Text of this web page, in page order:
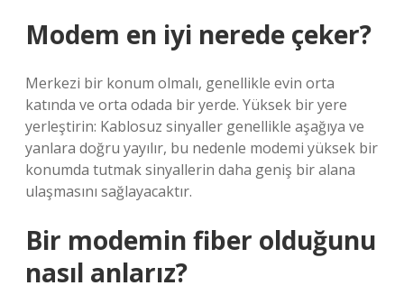
Modem en iyi nerede çeker?
Merkezi bir konum olmalı, genellikle evin orta
katında ve orta odada bir yerde. Yüksek bir yere
yerleştirin: Kablosuz sinyaller genellikle aşağıya ve
yanlara doğru yayılır, bu nedenle modemi yüksek bir
konumda tutmak sinyallerin daha geniş bir alana
ulaşmasını sağlayacaktır.
Bir modemin fiber olduğunu
nasıl anlarız?